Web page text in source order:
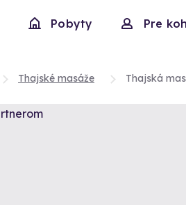
Pobyty Pre
Thajské masáže Thajská